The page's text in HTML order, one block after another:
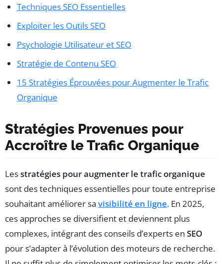
Techniques SEO Essentielles
Exploiter les Outils SEO
Psychologie Utilisateur et SEO
Stratégie de Contenu SEO
15 Stratégies Éprouvées pour Augmenter le Trafic
Organique
Stratégies Provenues pour
Accroître le Trafic Organique
Lesstratégies pour augmenter le trafic organique
sont des techniques essentielles pour toute entreprise
souhaitant améliorer sa visibilité en ligne. En 2025,
ces approches se diversifient et deviennent plus
complexes, intégrant des conseils d’experts en SEO
pour s’adapter à l’évolution des moteurs de recherche.